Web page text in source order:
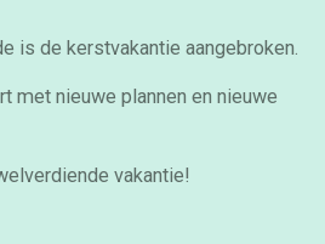
is de kerstvakantie aangebroken.
met nieuwe plannen en nieuwe
vakantie!